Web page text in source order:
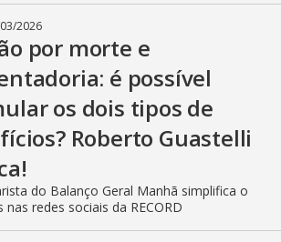
2026
por morte e
é possível
os dois tipos de
Roberto Guastelli
do Balanço Geral Manhã simplifica o
nas redes sociais da RECORD